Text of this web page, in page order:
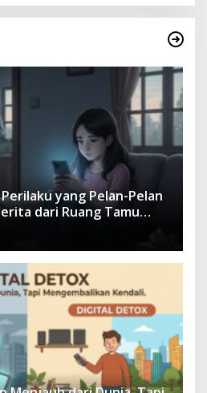
yang Pelan-Pelan
dari Ruang Tamu